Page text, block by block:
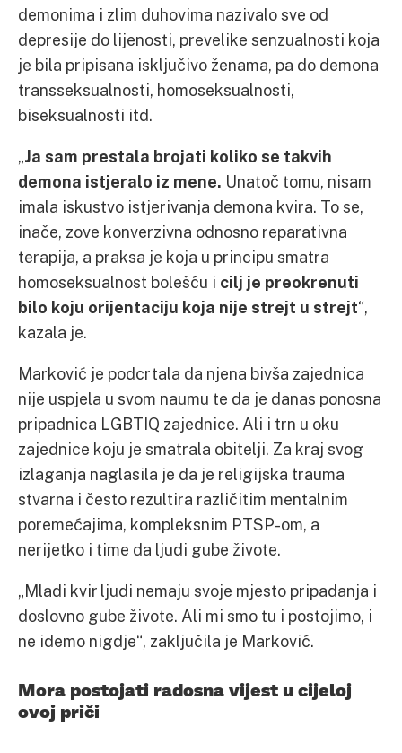
demonima i zlim duhovima nazivalo sve od
depresije do lijenosti, prevelike senzualnosti koja
je bila pripisana isključivo ženama, pa do demona
transseksualnosti, homoseksualnosti,
biseksualnosti itd.
„Ja sam prestala brojati koliko se takvih
demona istjeralo iz mene. Unatoč tomu, nisam
imala iskustvo istjerivanja demona kvira. To se,
inače, zove konverzivna odnosno reparativna
terapija, a praksa je koja u principu smatra
homoseksualnost bolešću i cilj je preokrenuti
bilo koju orijentaciju koja nije strejt u strejt“,
kazala je.
Marković je podcrtala da njena bivša zajednica
nije uspjela u svom naumu te da je danas ponosna
pripadnica LGBTIQ zajednice. Ali i trn u oku
zajednice koju je smatrala obitelji. Za kraj svog
izlaganja naglasila je da je religijska trauma
stvarna i često rezultira različitim mentalnim
poremećajima, kompleksnim PTSP-om, a
nerijetko i time da ljudi gube živote.
„Mladi kvir ljudi nemaju svoje mjesto pripadanja i
doslovno gube živote. Ali mi smo tu i postojimo, i
ne idemo nigdje“, zaključila je Marković.
Mora postojati radosna vijest u cijeloj
ovoj priči